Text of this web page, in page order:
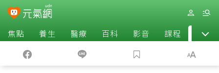
焦點 養生 醫療 百科 影音 課程 退休